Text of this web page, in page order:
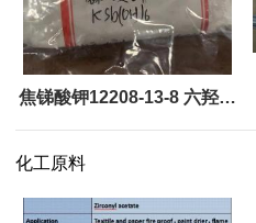
焦锑酸钾12208-13-8 六羟基
化工原料